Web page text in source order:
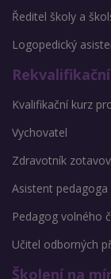
Ředitel školy a
Logopedický
Kvalifikační kurz
Vychovatel
Zdravotník
Asistent pedagoga
Pedagog volného
Učitel odborných
Školení na